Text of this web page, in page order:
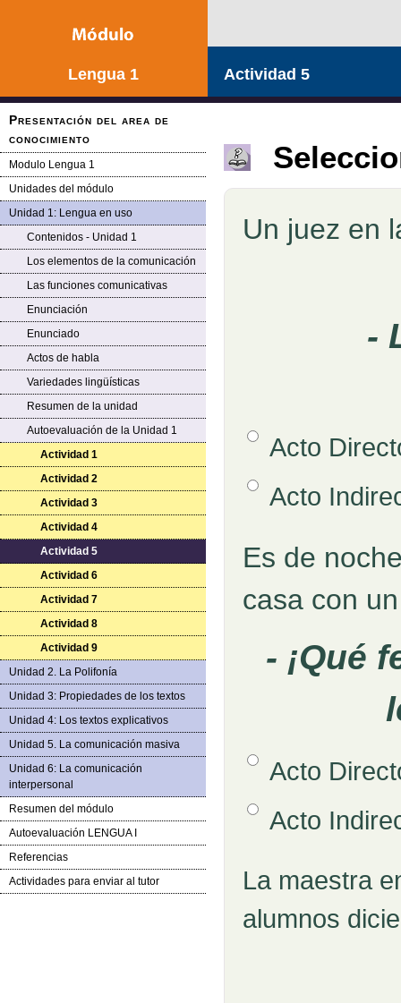
Lengua 1
Presentación del area de
conocimiento
Modulo Lengua 1
Unidades del módulo
Unidad 1: Lengua en uso
Contenidos - Unidad 1
Los elementos de la comunicación
Las funciones comunicativas
Enunciación
Enunciado
Actos de habla
Variedades lingüísticas
Resumen de la unidad
Autoevaluación de la Unidad 1
Actividad 1
Actividad 2
Actividad 3
Actividad 4
Actividad 5
Actividad 6
Actividad 7
Actividad 8
Actividad 9
Unidad 2. La Polifonía
Unidad 3: Propiedades de los textos
Unidad 4: Los textos explicativos
Unidad 5. La comunicación masiva
Unidad 6: La comunicación
interpersonal
Resumen del módulo
Autoevaluación LENGUA I
Referencias
Actividades para enviar al tutor
Actividad 5
Pregunta
Un juez en
-
Respuestas
Opción 1Acto
Opción 2Acto
Retroalimentación
Pregunta
Es de
casa con
- ¡Qué
Respuestas
Opción 1Acto
Opción 2Acto
Retroalimentación
Pregunta
La maestra
alumnos